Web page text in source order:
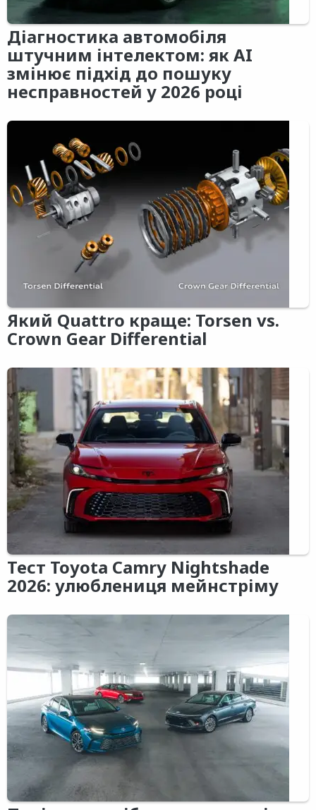
Діагностика автомобіля
штучним інтелектом: як AI
змінює підхід до пошуку
несправностей у 2026 році
Який Quattro краще: Torsen vs.
Crown Gear Differential
Тест Toyota Camry Nightshade
2026: улюблениця мейнстріму